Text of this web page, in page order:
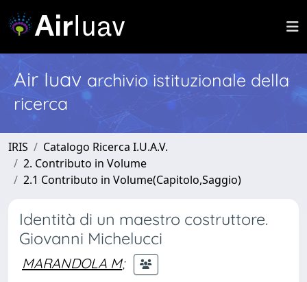
Air Iuav archivio istituzionale della
ricerca
IRIS
Catalogo Ricerca I.U.A.V.
2. Contributo in Volume
2.1 Contributo in Volume(Capitolo,Saggio)
Identità di un maestro costruttore.
Giovanni Michelucci
MARANDOLA M;